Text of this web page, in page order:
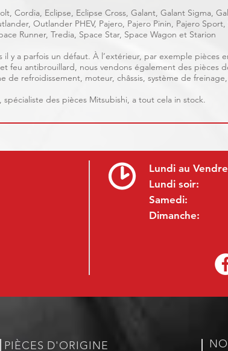
Cordia, Eclipse, Eclipse Cross, Galant, Galant Sigma,
Outlander PHEV, Pajero, Pajero Pinin, Pajero
Runner, Tredia, Space Star, Space Wagon et Starion
y a parfois un défaut. À l’extérieur, par exemple pièces
feu antibrouillard, nous vendons également des pièces
de refroidissement, moteur, châssis, système de
spécialiste des pièces Mitsubishi, a tout cela in stock.
Lundi au
Lundi soir:
Samedi:
Dimanche:
PIÈCES D'ORIGINE